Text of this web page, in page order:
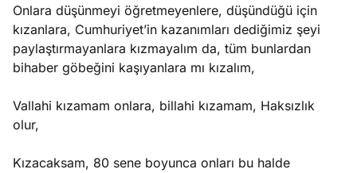
Onlara düşünmeyi öğretmeyenlere, düşündüğü için
kızanlara, Cumhuriyet’in kazanımları dediğimiz şeyi
paylaştırmayanlara kızmayalım da, tüm bunlardan
bihaber göbeğini kaşıyanlara mı kızalım,
Vallahi kızamam onlara, billahi kızamam, Haksızlık
olur,
Kızacaksam, 80 sene boyunca onları bu halde